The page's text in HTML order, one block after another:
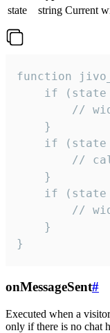
state
string Current
function
if
//
    }
if
//
    }
if
//
    }
}
onMessageSent#
Executed when a
only if there is no chat